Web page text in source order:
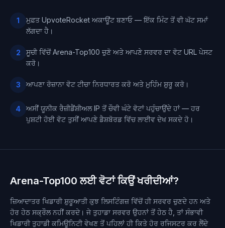
1
ਮੁਫ਼ਤ UpvoteRocket ਅਕਾਊਂਟ ਬਣਾਓ — ਇੱਕ ਮਿੰਟ ਤੋਂ ਵੀ ਘੱਟ ਸਮਾਂ
ਲੱਗਦਾ ਹੈ।
2
ਸੂਚੀ ਵਿੱਚੋਂ Arena-Top100 ਚੁਣੋ ਅਤੇ ਆਪਣੇ ਸਰਵਰ ਦਾ ਵੋਟ URL ਪੇਸਟ
ਕਰੋ।
3 ਆਪਣਾ ਰੋਜ਼ਾਨਾ ਵੋਟ ਟੀਚਾ ਨਿਰਧਾਰਤ ਕਰੋ ਅਤੇ ਮੁਹਿੰਮ ਸ਼ੁਰੂ ਕਰੋ।
4
ਅਸੀਂ ਯੂਨੀਕ ਰੈਜ਼ੀਡੈਂਸ਼ੀਅਲ IP ਤੋਂ ਚੌਵੀ ਘੰਟੇ ਵੋਟਾਂ ਪਹੁੰਚਾਉਂਦੇ ਹਾਂ — ਹਰ
ਪੁਸ਼ਟੀ ਹੋਈ ਵੋਟ ਤੁਸੀਂ ਆਪਣੇ ਡੈਸ਼ਬੋਰਡ ਵਿੱਚ ਲਾਈਵ ਦੇਖ ਸਕਦੇ ਹੋ।
Arena-Top100 ਲਈ ਵੋਟਾਂ ਕਿਉਂ ਖਰੀਦੀਆਂ?
ਜ਼ਿਆਦਾਤਰ ਖਿਡਾਰੀ ਸ਼ੁਰੂਆਤੀ ਕੁਝ ਲਿਸਟਿੰਗਜ਼ ਵਿੱਚੋਂ ਹੀ ਸਰਵਰ ਚੁਣਦੇ ਹਨ ਅਤੇ
ਹੋਰ ਹੇਠ ਸਕ੍ਰੌਲ ਨਹੀਂ ਕਰਦੇ। ਜੇ ਤੁਹਾਡਾ ਸਰਵਰ ਉਹਨਾਂ ਤੋਂ ਹੇਠ ਹੈ, ਤਾਂ ਸੰਭਾਵੀ
ਖਿਡਾਰੀ ਤੁਹਾਡੀ ਕਮਿਊਨਿਟੀ ਵੇਖਣ ਤੋਂ ਪਹਿਲਾਂ ਹੀ ਕਿਤੇ ਹੋਰ ਰਜਿਸਟਰ ਕਰ ਲੈਂਦੇ